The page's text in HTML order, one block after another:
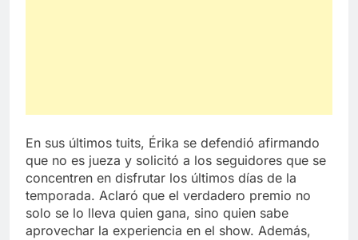
En sus últimos tuits, Érika se defendió afirmando
que no es jueza y solicitó a los seguidores que se
concentren en disfrutar los últimos días de la
temporada. Aclaró que el verdadero premio no
solo se lo lleva quien gana, sino quien sabe
aprovechar la experiencia en el show. Además,